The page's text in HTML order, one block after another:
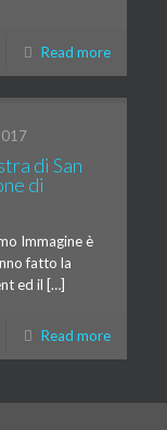
Read more
di San
di
Immagine è
fatto la
ed il […]
Read more